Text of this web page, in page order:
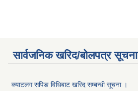
सार्वजनिक खरिद/बोलपत्र सूचना
क्याटलग सपिङ विधिबाट खरिद सम्बन्धी सूचना ।